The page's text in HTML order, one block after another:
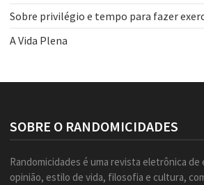
Sobre privilégio e tempo para fazer
A Vida Plena
SOBRE O RANDOMICIDADES
Randomicidades é uma revista eletrônica de
opinião, estilo de vida, filosofia e cultura,